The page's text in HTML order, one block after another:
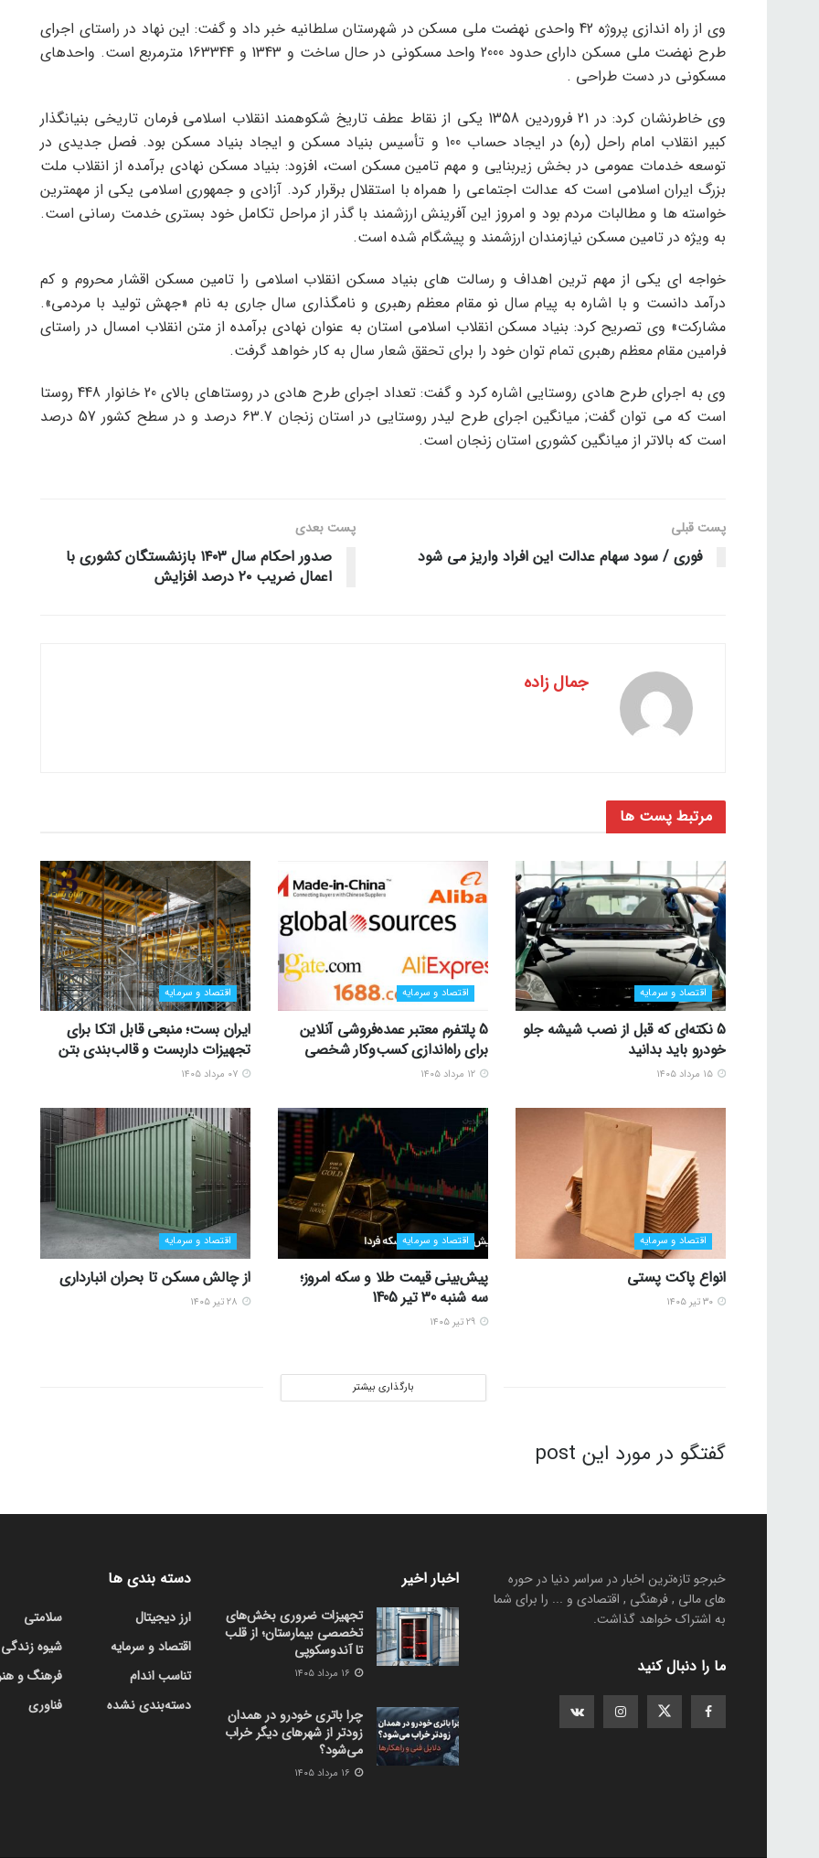
وی از راه اندازی پروژه 42 واحدی نهضت ملی مسکن در شهرستان سلطانیه خبر داد و گفت: این نهاد در راستای اجرای
طرح نهضت ملی مسکن دارای حدود 2000 واحد مسکونی در حال ساخت و 1343 و 163344 مترمربع است. واحدهای
مسکونی در دست طراحی .
وی خاطرنشان کرد: در 21 فروردین 1358 یکی از نقاط عطف تاریخ شکوهمند انقلاب اسلامی فرمان تاریخی بنیانگذار
کبیر انقلاب امام راحل (ره) در ایجاد حساب 100 و تأسیس بنیاد مسکن و ایجاد بنیاد مسکن بود. فصل جدیدی در
توسعه خدمات عمومی در بخش زیربنایی و مهم تامین مسکن است، افزود: بنیاد مسکن نهادی برآمده از انقلاب ملت
بزرگ ایران اسلامی است که عدالت اجتماعی را همراه با استقلال برقرار کرد. آزادی و جمهوری اسلامی یکی از مهمترین
خواسته ها و مطالبات مردم بود و امروز این آفرینش ارزشمند با گذر از مراحل تکامل خود بستری خدمت رسانی است.
به ویژه در تامین مسکن نیازمندان ارزشمند و پیشگام شده است.
خواجه ای یکی از مهم ترین اهداف و رسالت های بنیاد مسکن انقلاب اسلامی را تامین مسکن اقشار محروم و کم
درآمد دانست و با اشاره به پیام سال نو مقام معظم رهبری و نامگذاری سال جاری به نام «جهش تولید با مردمی».
مشارکت» وی تصریح کرد: بنیاد مسکن انقلاب اسلامی استان به عنوان نهادی برآمده از متن انقلاب امسال در راستای
فرامین مقام معظم رهبری تمام توان خود را برای تحقق شعار سال به کار خواهد گرفت.
وی به اجرای طرح هادی روستایی اشاره کرد و گفت: تعداد اجرای طرح هادی در روستاهای بالای 20 خانوار 448 روستا
است که می توان گفت; میانگین اجرای طرح لیدر روستایی در استان زنجان 63.7 درصد و در سطح کشور 57 درصد
است که بالاتر از میانگین کشوری استان زنجان است.
پست قبلی
فوری / سود سهام عدالت این افراد واریز می شود
پست‌ بعدی
صدور احکام سال ۱۴۰۳ بازنشستگان کشوری با
اعمال ضریب ۲۰ درصد افزایش
جمال زاده
مرتبط پست ها
اقتصاد و سرمایه
5 نکته‌ای که قبل از نصب شیشه جلو
خودرو باید بدانید
اقتصاد و سرمایه
5 پلتفرم معتبر عمده‌فروشی آنلاین
برای راه‌اندازی کسب‌وکار شخصی
اقتصاد و سرمایه
ایران بست؛ منبعی قابل اتکا برای
تجهیزات داربست و قالب‌بندی بتن
اقتصاد و سرمایه
انواع پاکت پستی
اقتصاد و سرمایه
پیش‌بینی قیمت طلا و سکه امروز؛
سه شنبه 30 تیر 1405
اقتصاد و سرمایه
از چالش مسکن تا بحران انبارداری
بارگذاری بیشتر
گفتگو در مورد این post
خبرجو تازه‌ترین اخبار در سراسر دنیا در حوره
های مالی , فرهنگی , اقتصادی و ... را برای شما
به اشتراک خواهد گذاشت.
ما را دنبال کنید
اخبار اخیر
تجهیزات ضروری بخش‌های
تخصصی بیمارستان؛ از قلب
تا آندوسکوپی
چرا باتری خودرو در همدان
زودتر از شهرهای دیگر خراب
می‌شود؟
دسته بندی ها
ارز دیجیتال
اقتصاد و سرمایه
تناسب اندام
دسته‌بندی نشده
سلامتی
شیوه زندگی
فرهنگ و
فناوری